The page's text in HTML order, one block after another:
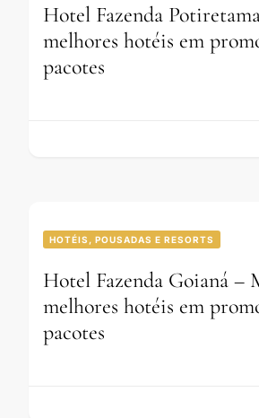
Hotel Fazenda
melhores hotéis em
pacotes
HOTÉIS, POUSADAS E RESORTS
Hotel Fazenda Goianá –
melhores hotéis em
pacotes